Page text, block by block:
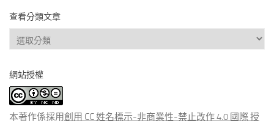
查看分類文章
查
看
類
文
章
網站授權
本著作係採用創用 CC 姓名標示-非商業性-禁止改作 4.0 國際 授